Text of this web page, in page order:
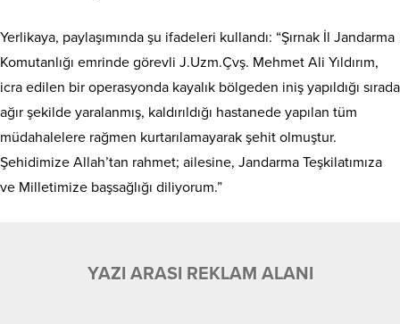
Yerlikaya, paylaşımında şu ifadeleri kullandı: “Şırnak İl Jandarma
Komutanlığı emrinde görevli J.Uzm.Çvş. Mehmet Ali Yıldırım,
icra edilen bir operasyonda kayalık bölgeden iniş yapıldığı sırada
ağır şekilde yaralanmış, kaldırıldığı hastanede yapılan tüm
müdahalelere rağmen kurtarılamayarak şehit olmuştur.
Şehidimize Allah’tan rahmet; ailesine, Jandarma Teşkilatımıza
ve Milletimize başsağlığı diliyorum.”
YAZI ARASI REKLAM ALANI